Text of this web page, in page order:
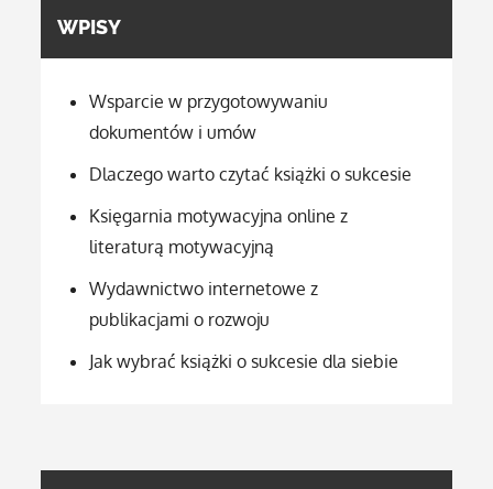
WPISY
Wsparcie w przygotowywaniu
dokumentów i umów
Dlaczego warto czytać książki o sukcesie
Księgarnia motywacyjna online z
literaturą motywacyjną
Wydawnictwo internetowe z
publikacjami o rozwoju
Jak wybrać książki o sukcesie dla siebie